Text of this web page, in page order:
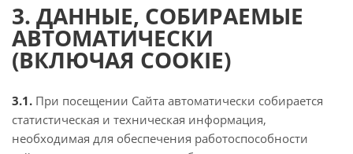
3. ДАННЫЕ, СОБИРАЕМЫЕ
АВТОМАТИЧЕСКИ
(ВКЛЮЧАЯ COOKIE)
3.1. При посещении Сайта автоматически собирается
статистическая и техническая информация,
необходимая для обеспечения работоспособности